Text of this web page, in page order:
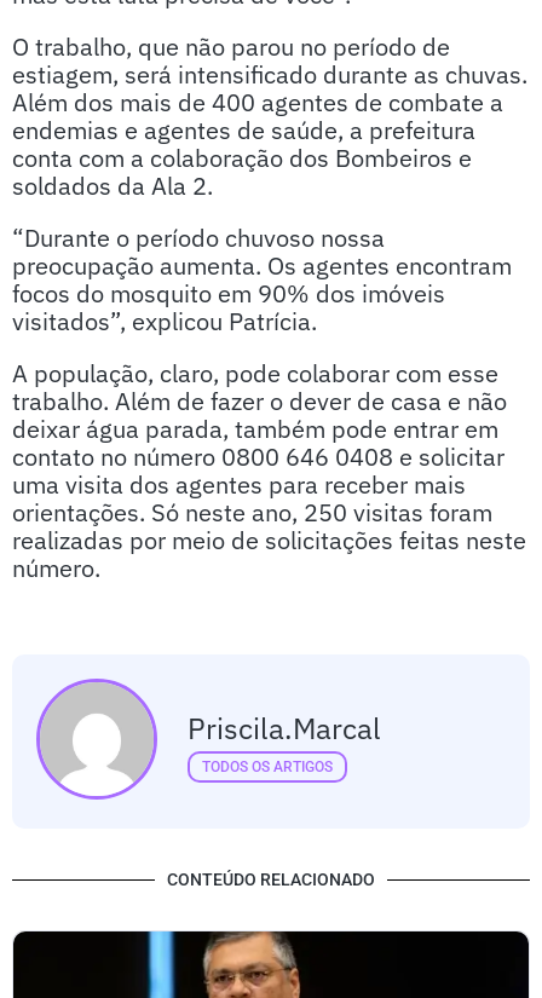
O trabalho, que não parou no período de
estiagem, será intensificado durante as chuvas.
Além dos mais de 400 agentes de combate a
endemias e agentes de saúde, a prefeitura
conta com a colaboração dos Bombeiros e
soldados da Ala 2.
“Durante o período chuvoso nossa
preocupação aumenta. Os agentes encontram
focos do mosquito em 90% dos imóveis
visitados”, explicou Patrícia.
A população, claro, pode colaborar com esse
trabalho. Além de fazer o dever de casa e não
deixar água parada, também pode entrar em
contato no número 0800 646 0408 e solicitar
uma visita dos agentes para receber mais
orientações. Só neste ano, 250 visitas foram
realizadas por meio de solicitações feitas neste
número.
Priscila.marcal
TODOS OS ARTIGOS
CONTEÚDO RELACIONADO